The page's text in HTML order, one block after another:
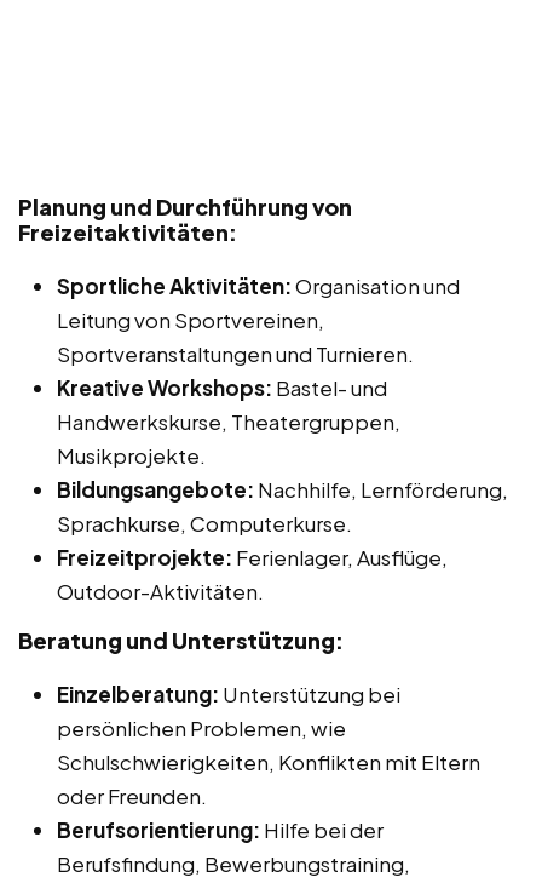
Planung und Durchführung von
Freizeitaktivitäten:
Sportliche Aktivitäten:Organisation und
Leitung von Sportvereinen,
Sportveranstaltungen und Turnieren.
Kreative Workshops: Bastel- und
Handwerkskurse, Theatergruppen,
Musikprojekte.
Bildungsangebote: Nachhilfe, Lernförderung,
Sprachkurse, Computerkurse.
Freizeitprojekte: Ferienlager, Ausflüge,
Outdoor-Aktivitäten.
Beratung und Unterstützung:
Einzelberatung: Unterstützung bei
persönlichen Problemen, wie
Schulschwierigkeiten, Konflikten mit Eltern
oder Freunden.
Berufsorientierung: Hilfe bei der
Berufsfindung, Bewerbungstraining,